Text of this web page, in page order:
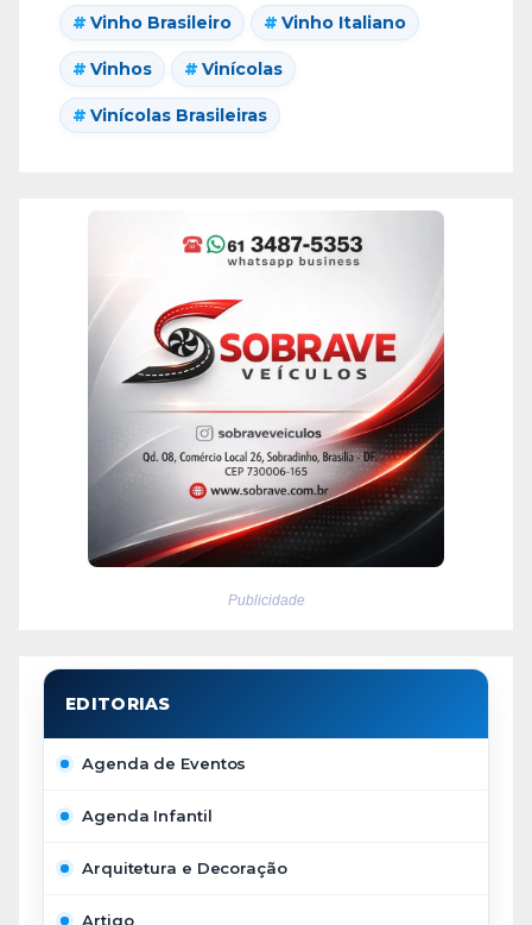
Vinho Brasileiro Vinho Italiano
Vinhos Vinícolas
Vinícolas Brasileiras
Publicidade
Agenda de Eventos
Agenda Infantil
Arquitetura e Decoração
Artigo